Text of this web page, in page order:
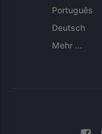
Português
Deutsch
Mehr ...